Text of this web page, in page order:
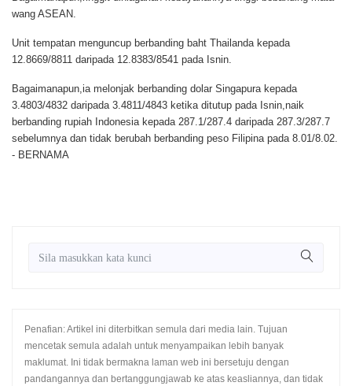
wang ASEAN.
Unit tempatan menguncup berbanding baht Thailanda kepada
12.8669/8811 daripada 12.8383/8541 pada Isnin.
Bagaimanapun,ia melonjak berbanding dolar Singapura kepada
3.4803/4832 daripada 3.4811/4843 ketika ditutup pada Isnin,naik
berbanding rupiah Indonesia kepada 287.1/287.4 daripada 287.3/287.7
sebelumnya dan tidak berubah berbanding peso Filipina pada 8.01/8.02.
- BERNAMA
Penafian: Artikel ini diterbitkan semula dari media lain. Tujuan
mencetak semula adalah untuk menyampaikan lebih banyak
maklumat. Ini tidak bermakna laman web ini bersetuju dengan
pandangannya dan bertanggungjawab ke atas keasliannya, dan tidak